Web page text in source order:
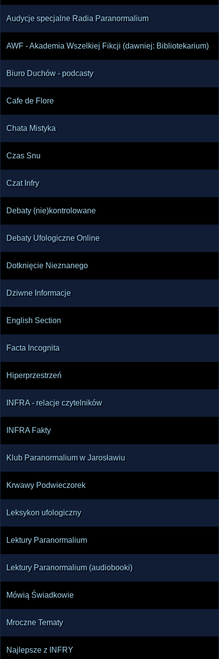
Audycje specjalne Radia Paranormalium
AWF - Akademia Wszelkiej Fikcji (dawniej: Bibliotekarium)
Biuro Duchów - podcasty
Cafe de Flore
Chata Mistyka
Czas Snu
Czat Infry
Debaty (nie)kontrolowane
Debaty Ufologiczne Online
Dotknięcie Nieznanego
Dziwne Informacje
English Section
Facta Incognita
Hiperprzestrzeń
INFRA - relacje czytelników
INFRA Fakty
Klub Paranormalium w Jarosławiu
Krwawy Podwieczorek
Leksykon ufologiczny
Lektury Paranormalium
Lektury Paranormalium (audiobooki)
Mówią Świadkowie
Mroczne Tematy
Najlepsze z INFRY